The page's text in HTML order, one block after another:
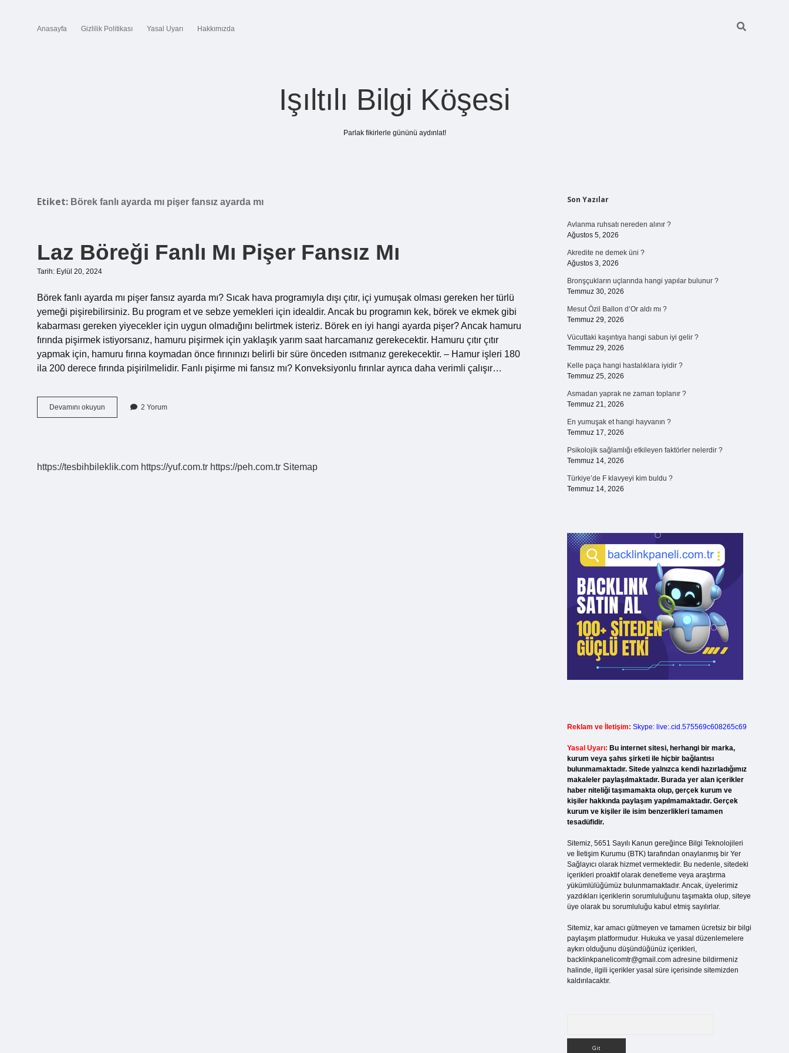
Anasayfa Gizlilik Politikası Yasal Uyarı Hakkımızda
Işıltılı Bilgi Köşesi
Parlak fikirlerle gününü aydınlat!
Etiket: Börek fanlı ayarda mı pişer fansız ayarda mı
Laz Böreği Fanlı Mı Pişer Fansız Mı
Tarih: Eylül 20, 2024
Börek fanlı ayarda mı pişer fansız ayarda mı? Sıcak hava programıyla dışı çıtır, içi yumuşak olması gereken her türlü
yemeği pişirebilirsiniz. Bu program et ve sebze yemekleri için idealdir. Ancak bu programın kek, börek ve ekmek gibi
kabarması gereken yiyecekler için uygun olmadığını belirtmek isteriz. Börek en iyi hangi ayarda pişer? Ancak hamuru
fırında pişirmek istiyorsanız, hamuru pişirmek için yaklaşık yarım saat harcamanız gerekecektir. Hamuru çıtır çıtır
yapmak için, hamuru fırına koymadan önce fırınınızı belirli bir süre önceden ısıtmanız gerekecektir. – Hamur işleri 180
ila 200 derece fırında pişirilmelidir. Fanlı pişirme mi fansız mı? Konveksiyonlu fırınlar ayrıca daha verimli çalışır…
Devamını okuyun
Böreği
Mı
2 Yorum
https://tesbihbileklik.com https://yuf.com.tr https://peh.com.tr Sitemap
Sidebar
Son Yazılar
Avlanma ruhsatı nereden alınır ?
Ağustos 5, 2026
Akredite ne demek üni ?
Ağustos 3, 2026
Bronşçukların uçlarında hangi yapılar bulunur ?
Temmuz 30, 2026
Mesut Özil Ballon d’Or aldı mı ?
Temmuz 29, 2026
Vücuttaki kaşıntıya hangi sabun iyi gelir ?
Temmuz 29, 2026
Kelle paça hangi hastalıklara iyidir ?
Temmuz 25, 2026
Asmadan yaprak ne zaman toplanır ?
Temmuz 21, 2026
En yumuşak et hangi hayvanın ?
Temmuz 17, 2026
Psikolojik sağlamlığı etkileyen faktörler nelerdir ?
Temmuz 14, 2026
Türkiye’de F klavyeyi kim buldu ?
Temmuz 14, 2026
Reklam ve İletişim: Skype: live:.cid.575569c608265c69
Yasal Uyarı: Bu internet sitesi, herhangi bir marka,
kurum veya şahıs şirketi ile hiçbir bağlantısı
bulunmamaktadır. Sitede yalnızca kendi hazırladığımız
makaleler paylaşılmaktadır. Burada yer alan içerikler
haber niteliği taşımamakta olup, gerçek kurum ve
kişiler hakkında paylaşım yapılmamaktadır. Gerçek
kurum ve kişiler ile isim benzerlikleri tamamen
tesadüfidir.
Sitemiz, 5651 Sayılı Kanun gereğince Bilgi Teknolojileri
ve İletişim Kurumu (BTK) tarafından onaylanmış bir Yer
Sağlayıcı olarak hizmet vermektedir. Bu nedenle, sitedeki
içerikleri proaktif olarak denetleme veya araştırma
yükümlülüğümüz bulunmamaktadır. Ancak, üyelerimiz
yazdıkları içeriklerin sorumluluğunu taşımakta olup, siteye
üye olarak bu sorumluluğu kabul etmiş sayılırlar.
Sitemiz, kar amacı gütmeyen ve tamamen ücretsiz bir bilgi
paylaşım platformudur. Hukuka ve yasal düzenlemelere
aykırı olduğunu düşündüğünüz içerikleri,
backlinkpanelicomtr@gmail.comadresine bildirmeniz
halinde, ilgili içerikler yasal süre içerisinde sitemizden
kaldırılacaktır.